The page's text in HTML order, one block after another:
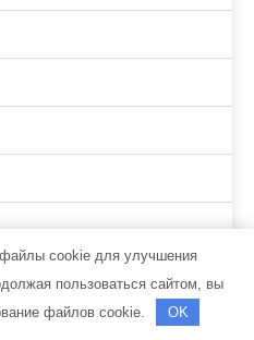
файлы cookie для улучшения
пользоваться сайтом, вы
файлов cookie.
OK